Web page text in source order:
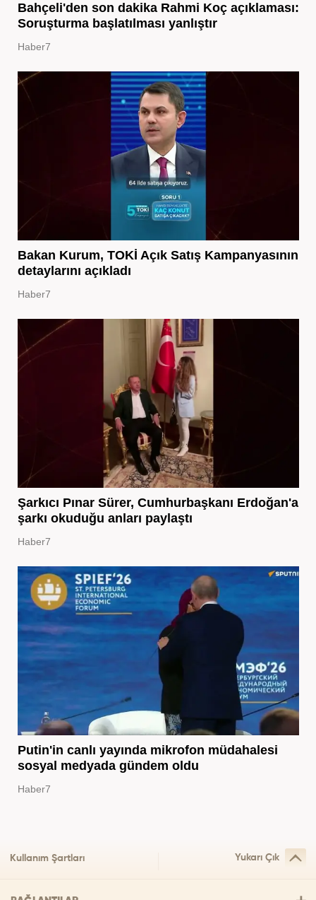
Bahçeli'den son dakika Rahmi Koç açıklaması:
Soruşturma başlatılması yanlıştır
Haber7
Bakan Kurum, TOKİ Açık Satış Kampanyasının
detaylarını açıkladı
Haber7
Şarkıcı Pınar Sürer, Cumhurbaşkanı Erdoğan'a
şarkı okuduğu anları paylaştı
Haber7
Putin'in canlı yayında mikrofon müdahalesi
sosyal medyada gündem oldu
Haber7
Kullanım Şartları Yukarı Çık